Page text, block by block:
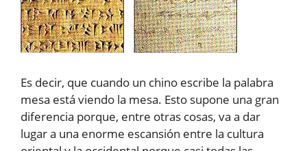
Es decir, que cuando un chino escribe la palabra
mesa está viendo la mesa. Esto supone una gran
diferencia porque, entre otras cosas, va a dar
lugar a una enorme escansión entre la cultura